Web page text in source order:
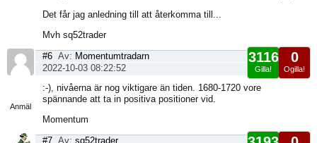
Det får jag anledning till att återkomma till...
Mvh sq52trader
Anmäl
0
Ogilla!
3116
Gilla!
#6 Av: Momentumtradarn
2022-10-03 08:22:52
:-), nivåerna är nog viktigare än tiden. 1680-1720 vore
spännande att ta in positiva positioner vid.
Momentum
#7 Av: sq52trader